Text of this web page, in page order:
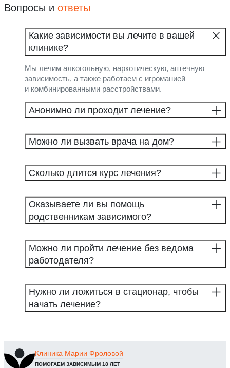
Вопросы и ответы
Какие зависимости вы лечите в вашей
клинике?
Мы лечим алкогольную, наркотическую, аптечную
зависимость, а также работаем с игроманией
и комбинированными расстройствами.
Анонимно ли проходит лечение?
Можно ли вызвать врача на дом?
Сколько длится курс лечения?
Оказываете ли вы помощь
родственникам зависимого?
Можно ли пройти лечение без ведома
работодателя?
Нужно ли ложиться в стационар, чтобы
начать лечение?
Клиника Марии Фроловой
ПОМОГАЕМ ЗАВИСИМЫМ 18 ЛЕТ